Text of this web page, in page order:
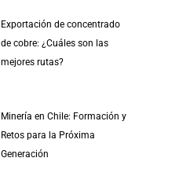
Exportación de concentrado
de cobre: ¿Cuáles son las
mejores rutas?
Minería en Chile: Formación y
Retos para la Próxima
Generación